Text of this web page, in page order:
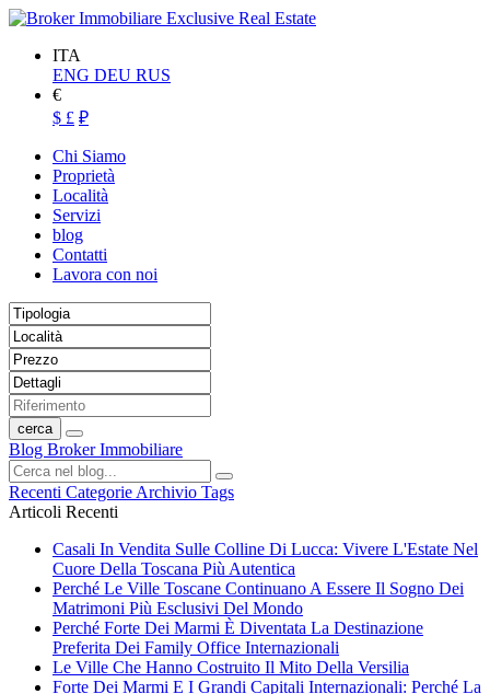
ITA
ENG DEU RUS
€
$ £ ₽
Chi Siamo
Proprietà
Località
Servizi
blog
Contatti
Lavora con noi
cerca
Blog Broker Immobiliare
Recenti Categorie Archivio Tags
Articoli Recenti
Casali In Vendita Sulle Colline Di Lucca: Vivere L'Estate Nel
Cuore Della Toscana Più Autentica
Perché Le Ville Toscane Continuano A Essere Il Sogno Dei
Matrimoni Più Esclusivi Del Mondo
Perché Forte Dei Marmi È Diventata La Destinazione
Preferita Dei Family Office Internazionali
Le Ville Che Hanno Costruito Il Mito Della Versilia
Forte Dei Marmi E I Grandi Capitali Internazionali: Perché La